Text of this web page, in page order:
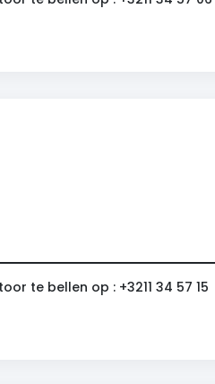
te bellen op : +3211 34 57 15